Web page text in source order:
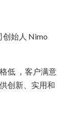
始人 Nimo
低 ，客户满意
创新、实用和